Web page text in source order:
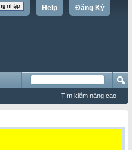
Đăng Ký
Help
Tìm kiếm nâng cao